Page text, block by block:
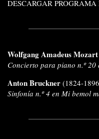
DESCARGAR
Wolfgang Amadeus Mozart
Concierto para piano n.º 20
Anton Bruckner (1824-
Sinfonía n.º 4 en Mi bemol